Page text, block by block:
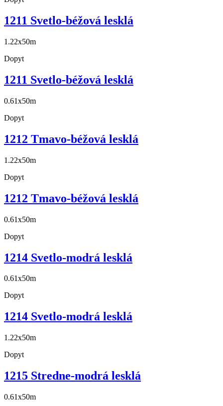
1211 Svetlo-béžová lesklá
1.22x50m
Dopyt
1211 Svetlo-béžová lesklá
0.61x50m
Dopyt
1212 Tmavo-béžová lesklá
1.22x50m
Dopyt
1212 Tmavo-béžová lesklá
0.61x50m
Dopyt
1214 Svetlo-modrá lesklá
0.61x50m
Dopyt
1214 Svetlo-modrá lesklá
1.22x50m
Dopyt
1215 Stredne-modrá lesklá
0.61x50m